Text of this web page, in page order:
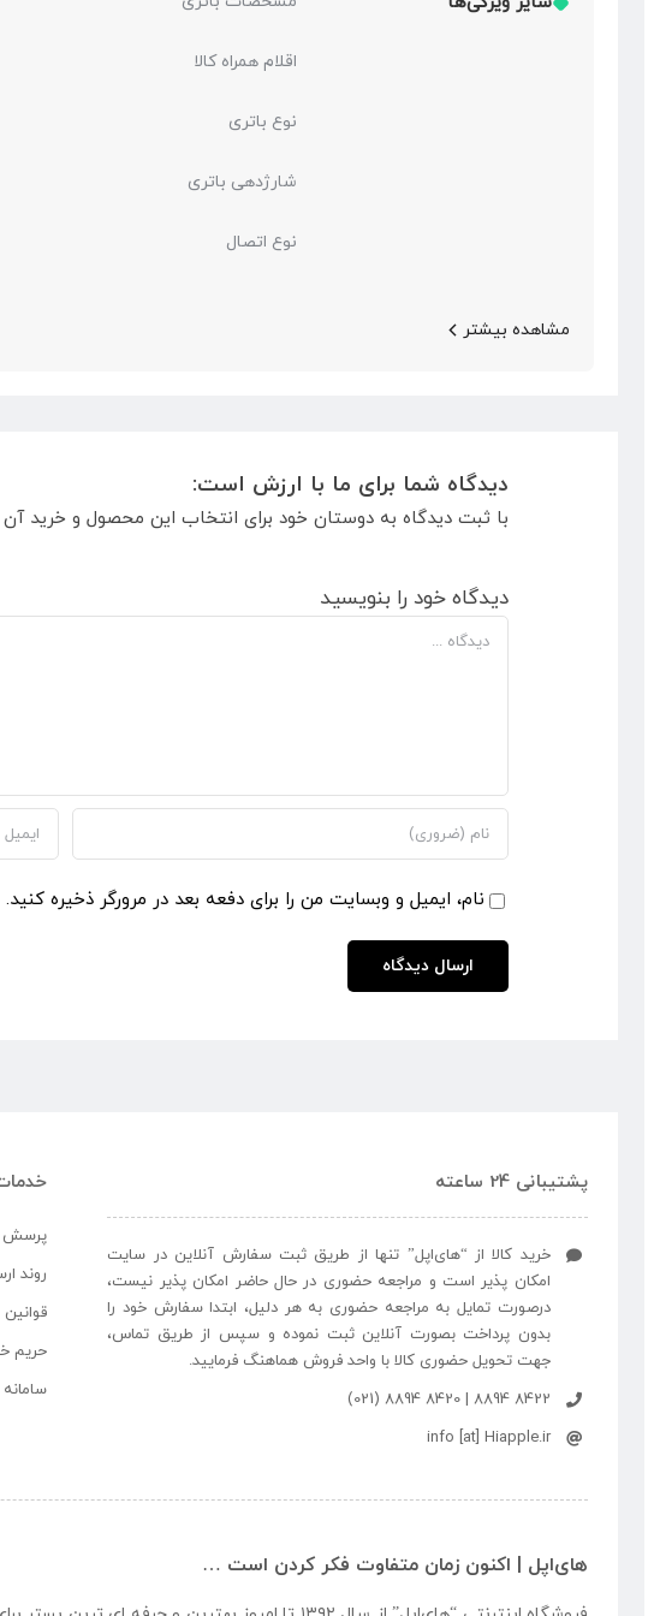
اقلام همراه کالا
نوع باتری
شارژدهی باتری
نوع اتصال
مشاهده بیشتر
دیدگاه شما برای ما با ارزش است:
با ثبت دیدگاه به دوستان خود برای انتخاب این محصول و خرید
دیدگاه خود را بنویسید
دیدگاه
نام، ایمیل و وبسایت من را برای دفعه بعد در مرورگر ذخیره کنید.
پشتیبانی 24 ساعته
خرید کالا از “های‌اپل” تنها از طریق ثبت سفارش آنلاین در سایت
امکان پذیر است و مراجعه حضوری در حال حاضر امکان پذیر نیست،
درصورت تمایل به مراجعه حضوری به هر دلیل، ابتدا سفارش خود را
بدون پرداخت بصورت آنلاین ثبت نموده و سپس از طریق تماس،
جهت تحویل حضوری کالا با واحد فروش هماهنگ فرمایید.
8422 8894 | 8420 8894 (021)
info [at] Hiapple.ir
پرسش
روند
حریم
های‌اپل | اکنون زمان متفاوت فکر کردن است …